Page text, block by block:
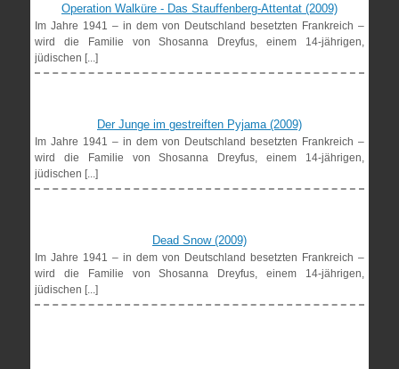
Operation Walküre - Das Stauffenberg-Attentat (2009)
Im Jahre 1941 – in dem von Deutschland besetzten Frankreich –
wird die Familie von Shosanna Dreyfus, einem 14-jährigen,
jüdischen [...]
Der Junge im gestreiften Pyjama (2009)
Im Jahre 1941 – in dem von Deutschland besetzten Frankreich –
wird die Familie von Shosanna Dreyfus, einem 14-jährigen,
jüdischen [...]
Dead Snow (2009)
Im Jahre 1941 – in dem von Deutschland besetzten Frankreich –
wird die Familie von Shosanna Dreyfus, einem 14-jährigen,
jüdischen [...]